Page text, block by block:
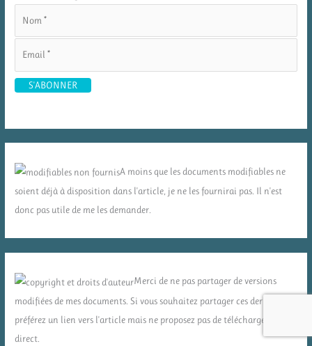
A moins que les documents modifiables ne
soient déjà à disposition dans l'article, je ne les fournirai pas. Il n'est
donc pas utile de me les demander.
Merci de ne pas partager de versions
modifiées de mes documents. Si vous souhaitez partager ces derniers,
préférez un lien vers l'article mais ne proposez pas de téléchargement
direct.